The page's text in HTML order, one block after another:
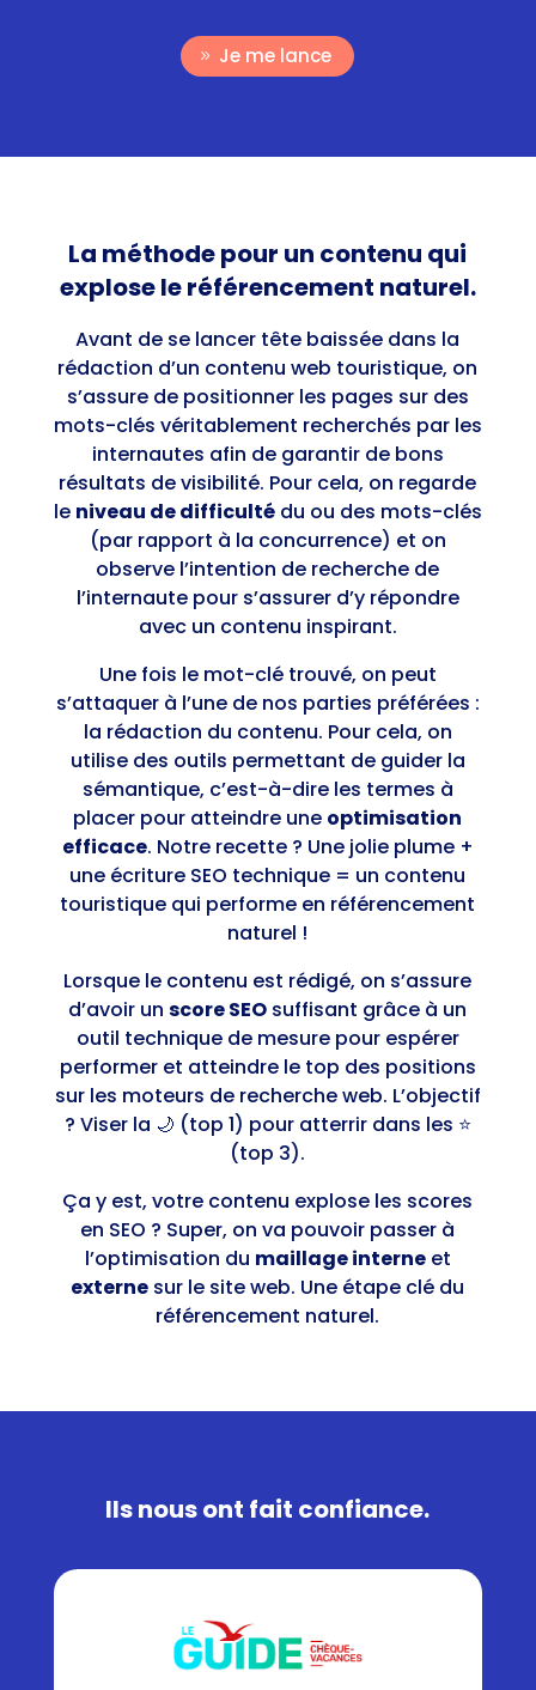
Je me lance
La méthode pour un contenu qui
explose le référencement naturel.
Avant de se lancer tête baissée dans la
rédaction d’un contenu web touristique, on
s’assure de positionner les pages sur des
mots-clés véritablement recherchés par les
internautes afin de garantir de bons
résultats de visibilité. Pour cela, on regarde
le niveau de difficultédu ou des mots-clés
(par rapport à la concurrence) et on
observe l’intention de recherche de
l’internaute pour s’assurer d’y répondre
avec un contenu inspirant.
Une fois le mot-clé trouvé, on peut
s’attaquer à l’une de nos parties préférées :
la rédaction du contenu. Pour cela, on
utilise des outils permettant de guider la
sémantique, c’est-à-dire les termes à
placer pour atteindre une optimisation
efficace. Notre recette ? Une jolie plume +
une écriture SEO technique = un contenu
touristique qui performe en référencement
naturel !
Lorsque le contenu est rédigé, on s’assure
d’avoir unscore SEO suffisant grâce à un
outil technique de mesure pour espérer
performer et atteindre le top des positions
sur les moteurs de recherche web. L’objectif
? Viser la 🌙 (top 1) pour atterrir dans les ⭐️
(top 3).
Ça y est, votre contenu explose les scores
en SEO ? Super, on va pouvoir passer à
l’optimisation du maillage interneet
externe sur le site web. Une étape clé du
référencement naturel.
Ils nous ont fait confiance.